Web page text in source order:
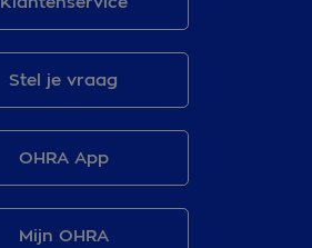
Stel je vraag
OHRA App
Mijn OHRA